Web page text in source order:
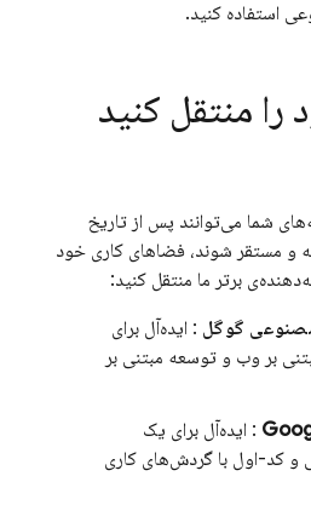
استفاده کنید.
را منتقل کنید
شما می‌توانند پس از تاریخ
و مستقر شوند، فضاهای کاری خود
برتر ما منتقل کنید:
گوگل : ایده‌آل برای
بر وب و توسعه مبتنی بر
: ایده‌آل برای یک
کد-اول با گردش‌های کاری